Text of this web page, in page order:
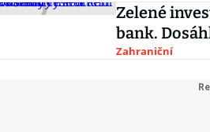
Zelené
bank.
Zahraniční